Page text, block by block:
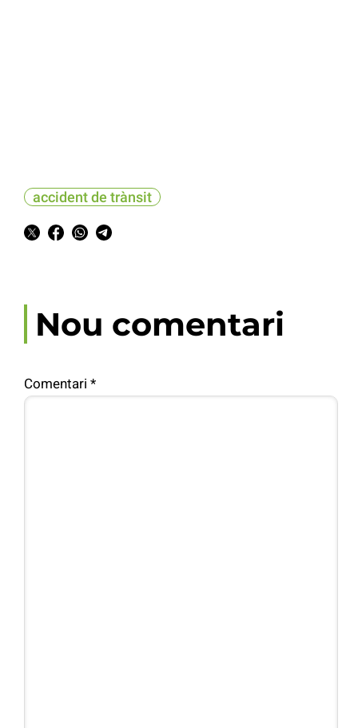
accident de trànsit
Nou comentari
Comentari *